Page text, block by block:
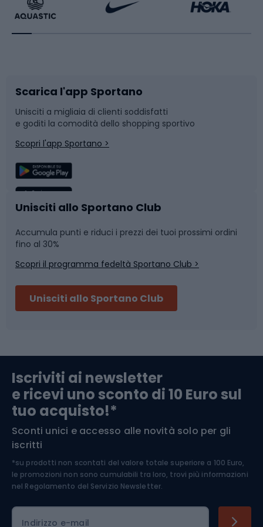
Bikepacking
Bushcraft
Corsa
Sport di squadra
Caschi da ciclismo
Skitouring
Abbigliamento da escursionismo
Sport con le racchette
Slitte e slittini
Snowboard
Camminata nordica
Nuoto
Pattinaggio
Componenti per biciclette
Arrampicata
Medicina dello sport
Abbigliamento ciclistico
Scarica l'app Sportano
Unisciti a migliaia di clienti soddisfatti
e goditi la comodità dello shopping sportivo
Scopri l'app Sportano >
Unisciti allo Sportano Club
Accumula punti e riduci i prezzi dei tuoi prossimi ordini
fino al 30%
Scopri il programma fedeltà Sportano Club >
Unisciti allo Sportano Club
Iscriviti ai newsletter
e ricevi uno sconto di 10 Euro sul
tuo acquisto!*
Sconti unici e accesso alle novità solo per gli
iscritti
*su prodotti non scontati del valore totale superiore a 100 Euro,
le promozioni non sono cumulabili tra loro, trovi più informazioni
nel Regolamento del Servizio Newsletter.
Indirizzo e-mail